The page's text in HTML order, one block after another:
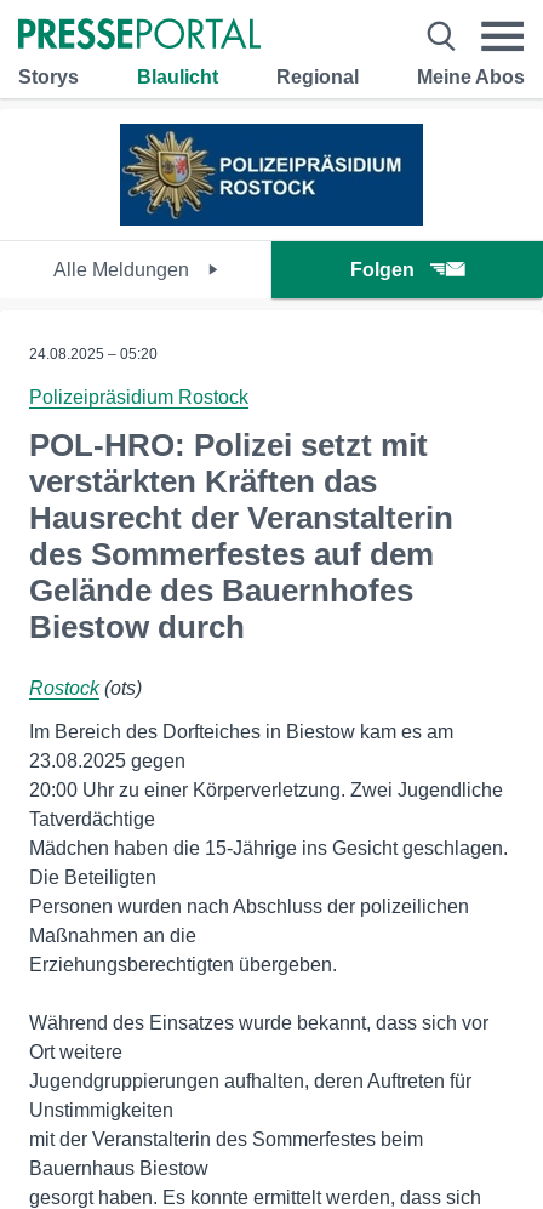
Storys Blaulicht Regional Meine Abos
Alle Meldungen Folgen
24.08.2025 – 05:20
Polizeipräsidium Rostock
POL-HRO: Polizei setzt mit
verstärkten Kräften das
Hausrecht der Veranstalterin
des Sommerfestes auf dem
Gelände des Bauernhofes
Biestow durch
Rostock(ots)
Im Bereich des Dorfteiches in Biestow kam es am
23.08.2025 gegen
20:00 Uhr zu einer Körperverletzung. Zwei Jugendliche
Tatverdächtige
Mädchen haben die 15-Jährige ins Gesicht geschlagen.
Die Beteiligten
Personen wurden nach Abschluss der polizeilichen
Maßnahmen an die
Erziehungsberechtigten übergeben.
Während des Einsatzes wurde bekannt, dass sich vor
Ort weitere
Jugendgruppierungen aufhalten, deren Auftreten für
Unstimmigkeiten
mit der Veranstalterin des Sommerfestes beim
Bauernhaus Biestow
gesorgt haben. Es konnte ermittelt werden, dass sich